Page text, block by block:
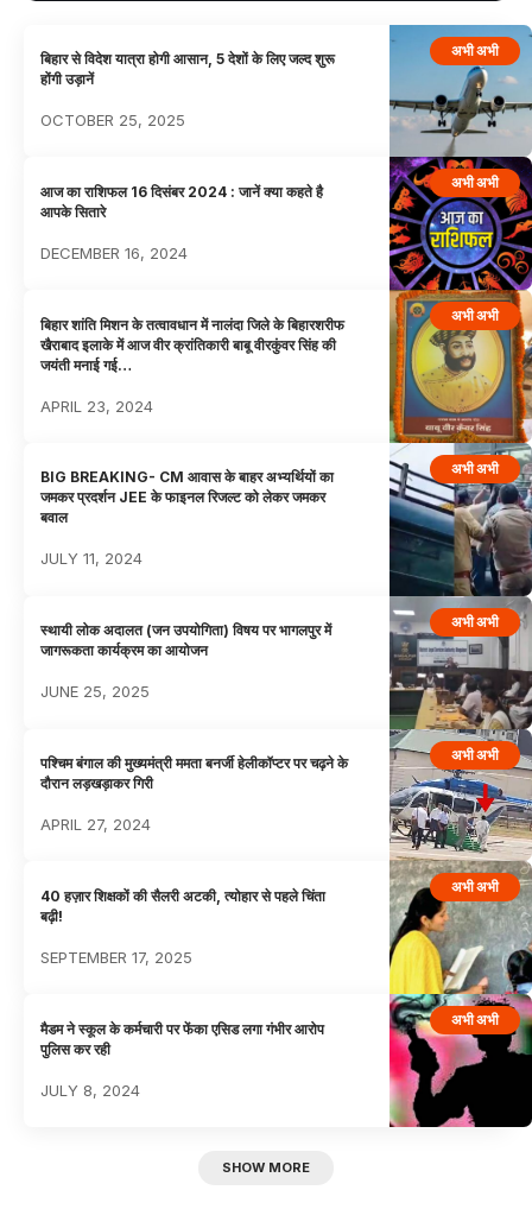
अभी अभी
बिहार से विदेश यात्रा होगी आसान, 5 देशों के लिए जल्द शुरू
होंगी उड़ानें
OCTOBER 25, 2025
अभी अभी
आज का राशिफल 16 दिसंबर 2024 : जानें क्या कहते है
आपके सितारे
DECEMBER 16, 2024
अभी अभी
बिहार शांति मिशन के तत्वावधान में नालंदा जिले के बिहारशरीफ
खैराबाद इलाके में आज वीर क्रांतिकारी बाबू वीरकुंवर सिंह की
जयंती मनाई गई…
APRIL 23, 2024
अभी अभी
BIG BREAKING- CM आवास के बाहर अभ्यर्थियों का
जमकर प्रदर्शन JEE के फाइनल रिजल्ट को लेकर जमकर
बवाल
JULY 11, 2024
अभी अभी
स्थायी लोक अदालत (जन उपयोगिता) विषय पर भागलपुर में
जागरूकता कार्यक्रम का आयोजन
JUNE 25, 2025
अभी अभी
पश्चिम बंगाल की मुख्यमंत्री ममता बनर्जी हेलीकॉप्टर पर चढ़ने के
दौरान लड़खड़ाकर गिरी
APRIL 27, 2024
अभी अभी
40 हज़ार शिक्षकों की सैलरी अटकी, त्योहार से पहले चिंता
बढ़ी!
SEPTEMBER 17, 2025
अभी अभी
मैडम ने स्कूल के कर्मचारी पर फेंका एसिड लगा गंभीर आरोप
पुलिस कर रही
JULY 8, 2024
SHOW MORE